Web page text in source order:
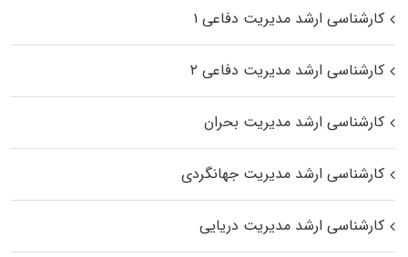
کارشناسی ارشد مدیریت دفاعی ۱
کارشناسی ارشد مدیریت دفاعی ۲
کارشناسی ارشد مدیریت بحران
کارشناسی ارشد مدیریت جهانگردی
کارشناسی ارشد مدیریت دریایی